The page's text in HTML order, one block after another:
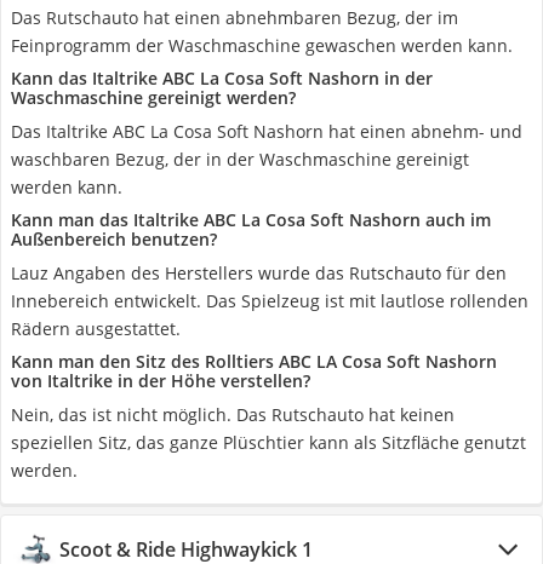
Das Rutschauto hat einen abnehmbaren Bezug, der im
Feinprogramm der Waschmaschine gewaschen werden kann.
Kann das Italtrike ABC La Cosa Soft Nashorn in der
Waschmaschine gereinigt werden?
Das Italtrike ABC La Cosa Soft Nashorn hat einen abnehm- und
waschbaren Bezug, der in der Waschmaschine gereinigt
werden kann.
Kann man das Italtrike ABC La Cosa Soft Nashorn auch im
Außenbereich benutzen?
Lauz Angaben des Herstellers wurde das Rutschauto für den
Innebereich entwickelt. Das Spielzeug ist mit lautlose rollenden
Rädern ausgestattet.
Kann man den Sitz des Rolltiers ABC LA Cosa Soft Nashorn
von Italtrike in der Höhe verstellen?
Nein, das ist nicht möglich. Das Rutschauto hat keinen
speziellen Sitz, das ganze Plüschtier kann als Sitzfläche genutzt
werden.
Scoot & Ride Highwaykick 1